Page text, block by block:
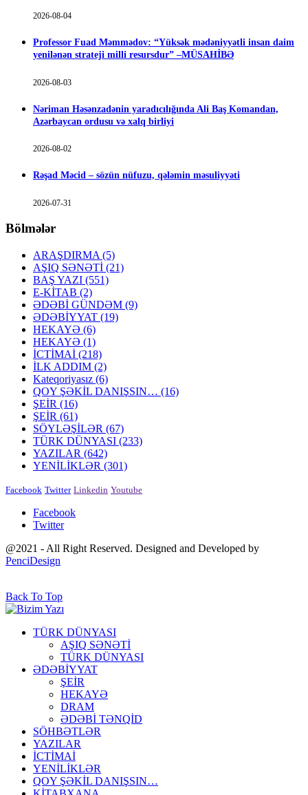
2026-08-04
Professor Fuad Məmmədov: “Yüksək mədəniyyətli insan daim
yenilənən strateji milli resursdur” –MÜSAHİBƏ
2026-08-03
Nəriman Həsənzadənin yaradıcılığında Ali Baş Komandan,
Azərbaycan ordusu və xalq birliyi
2026-08-02
Rəşad Məcid – sözün nüfuzu, qələmin məsuliyyəti
2026-07-31
Bölmələr
ARAŞDIRMA (5)
AŞIQ SƏNƏTİ (21)
BAŞ YAZI (551)
E-KİTAB (2)
ƏDƏBİ GÜNDƏM (9)
ƏDƏBİYYAT (19)
HEKAYƏ (6)
HEKAYƏ (1)
İCTİMAİ (218)
İLK ADDIM (2)
Kateqoriyasız (6)
QOY ŞƏKİL DANIŞSIN… (16)
ŞEİR (16)
ŞEİR (61)
SÖYLƏŞİLƏR (67)
TÜRK DÜNYASI (233)
YAZILAR (642)
YENİLİKLƏR (301)
Facebook Twitter Linkedin Youtube
Facebook
Twitter
@2021 - All Right Reserved. Designed and Developed by
PenciDesign
Back To Top
TÜRK DÜNYASI
AŞIQ SƏNƏTİ
TÜRK DÜNYASI
ƏDƏBİYYAT
ŞEİR
HEKAYƏ
DRAM
ƏDƏBİ TƏNQİD
SÖHBƏTLƏR
YAZILAR
İCTİMAİ
YENİLİKLƏR
QOY ŞƏKİL DANIŞSIN…